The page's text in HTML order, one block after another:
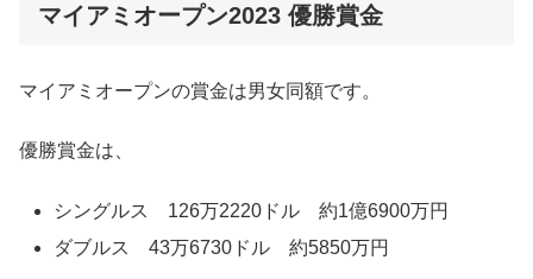
マイアミオープン2023 優勝賞金
マイアミオープンの賞金は男女同額です。
優勝賞金は、
シングルス 126万2220ドル 約1億6900万円
ダブルス 43万6730ドル 約5850万円